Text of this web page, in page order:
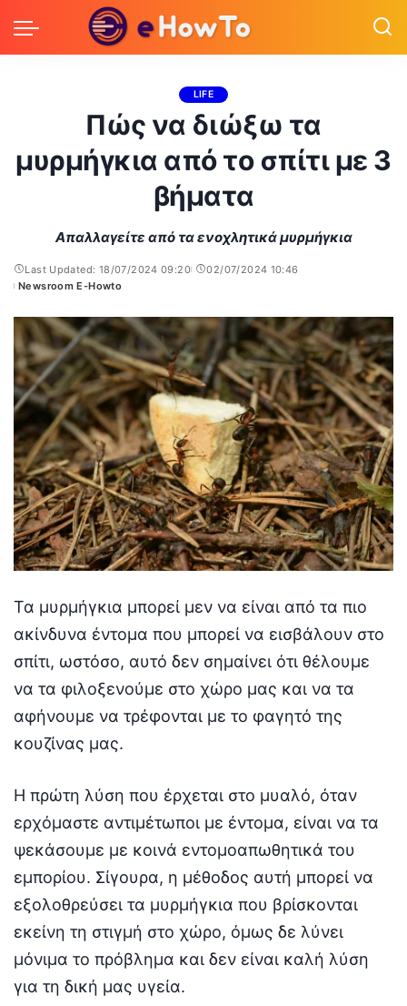
LIFE
Πώς να διώξω τα
μυρμήγκια από το σπίτι με 3
βήματα
Απαλλαγείτε από τα ενοχλητικά μυρμήγκια
Last Updated: 18/07/2024 09:20
02/07/2024 10:46
Posted
Newsroom E-Howto
Τα μυρμήγκια μπορεί μεν να είναι από τα πιο
ακίνδυνα έντομα που μπορεί να εισβάλουν στο
σπίτι, ωστόσο, αυτό δεν σημαίνει ότι θέλουμε
να τα φιλοξενούμε στο χώρο μας και να τα
αφήνουμε να τρέφονται με το φαγητό της
κουζίνας μας.
Η πρώτη λύση που έρχεται στο μυαλό, όταν
ερχόμαστε αντιμέτωποι με έντομα, είναι να τα
ψεκάσουμε με κοινά εντομοαπωθητικά του
εμπορίου. Σίγουρα, η μέθοδος αυτή μπορεί να
εξολοθρεύσει τα μυρμήγκια που βρίσκονται
εκείνη τη στιγμή στο χώρο, όμως δε λύνει
μόνιμα το πρόβλημα και δεν είναι καλή λύση
για τη δική μας υγεία.